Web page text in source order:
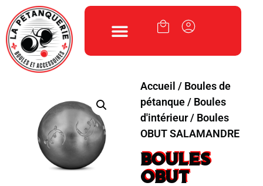
Accueil / Boules de
pétanque/ Boules
d'intérieur/ Boules
OBUT SALAMANDRE
BOULES
OBUT